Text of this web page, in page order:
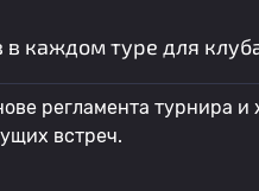
каждом туре для
регламента турнира
встреч.